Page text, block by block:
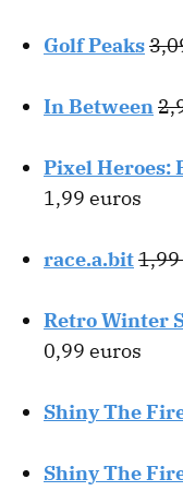
Golf Peaks
In Between
Pixel Heroes:
1,99 euros
race.a.bit
Retro Winter
0,99 euros
Shiny The
Shiny The